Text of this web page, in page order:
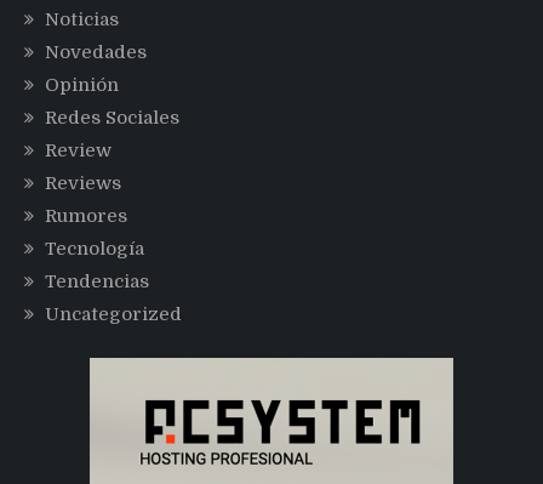
Noticias
Novedades
Opinión
Redes Sociales
Review
Reviews
Rumores
Tecnología
Tendencias
Uncategorized